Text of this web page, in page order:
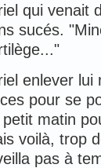
qui venait
sucés.
enlever
pour se
matin
voilà, trop
pas à